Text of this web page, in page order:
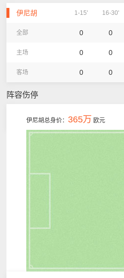
伊尼胡 1-15' 16-30'
全部 0 0
主场 0 0
客场 0 0
阵容伤停
伊尼胡总身价： 365万 欧元